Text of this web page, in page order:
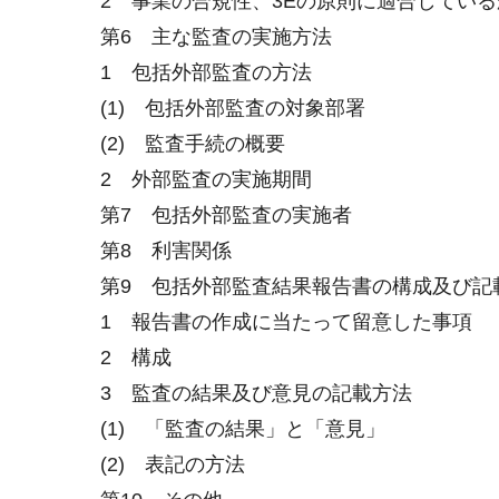
第6 主な監査の実施方法
1 包括外部監査の方法
(1) 包括外部監査の対象部署
(2) 監査手続の概要
2 外部監査の実施期間
第7 包括外部監査の実施者
第8 利害関係
第9 包括外部監査結果報告書の構成及び記
1 報告書の作成に当たって留意した事項
2 構成
3 監査の結果及び意見の記載方法
(1) 「監査の結果」と「意見」
(2) 表記の方法